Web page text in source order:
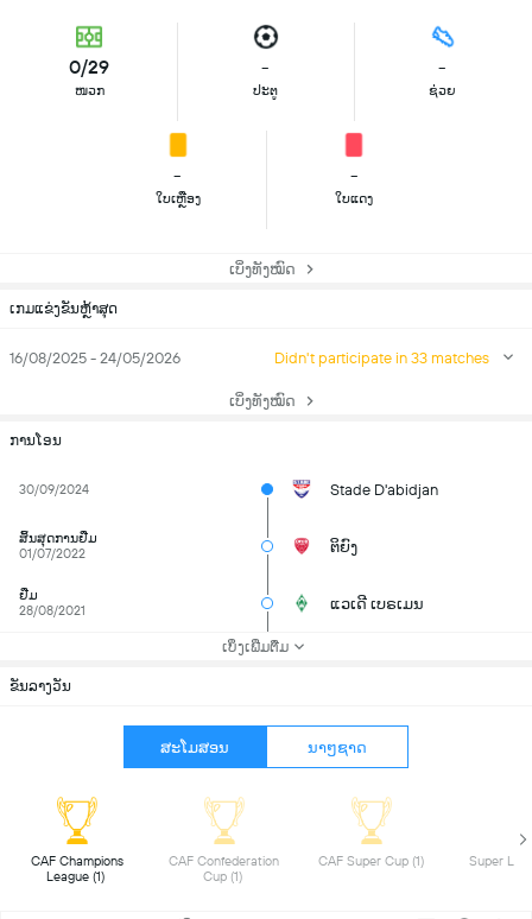
0/29
ໜວກ
-
ປະຕູ
-
ຊ່ວຍ
-
ໃບເຫຼືອງ
-
ໃບແດງ
ເບິ່ງທັງໝົດ
ເກມແຂ່ງຂັນຫຼ້າສຸດ
16/08/2025 - 24/05/2026 Didn't participate in 33 matches
ເບິ່ງທັງໝົດ
ການໂອນ
30/09/2024 Stade D'abidjan
ສິ້ນສຸດການຢືມ
01/07/2022
ຕິຍົງ
ຢືມ
28/08/2021
ແວເດີ ເບຣເມນ
ເບິ່ງເພີ່ມຕື່ມ
ຂັນລາງວັນ
ສະໂມສອນ ນາໆຊາດ
CAF Champions
League (1)
CAF Confederation
Cup (1)